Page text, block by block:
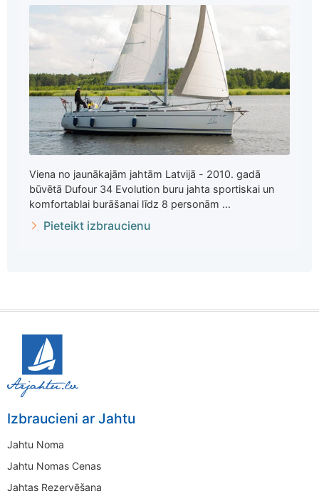
Viena no jaunākajām jahtām Latvijā - 2010. gadā
būvētā Dufour 34 Evolution buru jahta sportiskai un
komfortablai burāšanai līdz 8 personām ...
Pieteikt izbraucienu
Izbraucieni ar Jahtu
Jahtu Noma
Jahtu Nomas Cenas
Jahtas Rezervēšana